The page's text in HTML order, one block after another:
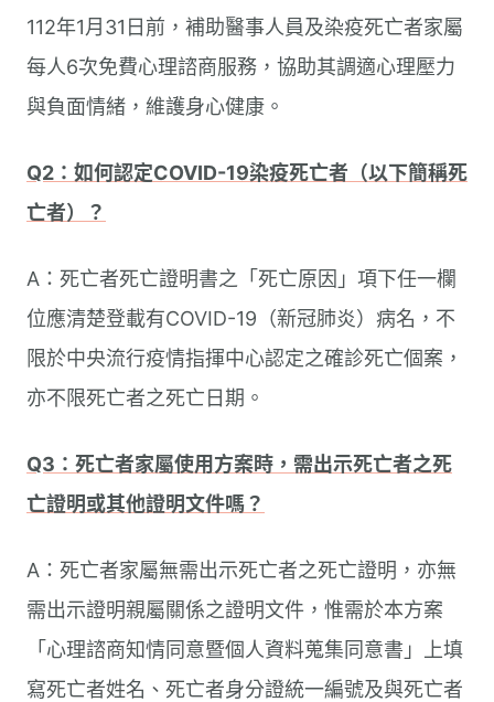
112年1月31日前，補助醫事人員及染疫死亡者家屬
每人6次免費心理諮商服務，協助其調適心理壓力
與負面情緒，維護身心健康。
Q2：如何認定COVID-19染疫死亡者（以下簡稱死
亡者）？
A：死亡者死亡證明書之「死亡原因」項下任一欄
位應清楚登載有COVID-19（新冠肺炎）病名，不
限於中央流行疫情指揮中心認定之確診死亡個案，
亦不限死亡者之死亡日期。
Q3：死亡者家屬使用方案時，需出示死亡者之死
亡證明或其他證明文件嗎？
A：死亡者家屬無需出示死亡者之死亡證明，亦無
需出示證明親屬關係之證明文件，惟需於本方案
「心理諮商知情同意暨個人資料蒐集同意書」上填
寫死亡者姓名、死亡者身分證統一編號及與死亡者